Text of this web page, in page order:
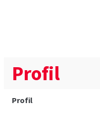
Profil
Profil